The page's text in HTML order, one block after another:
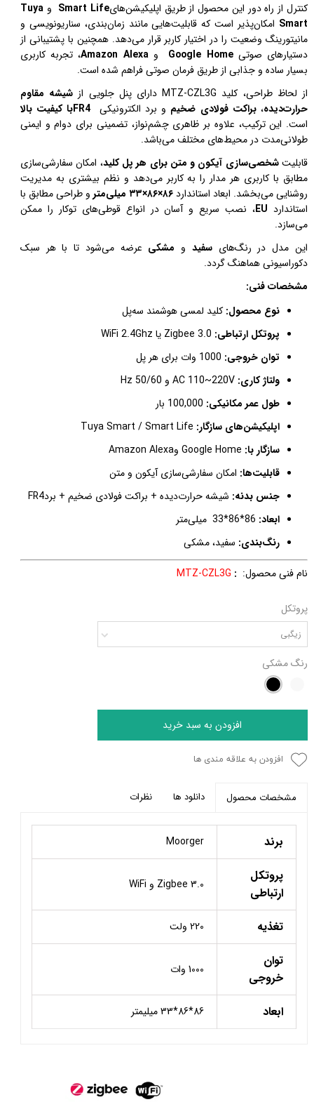
کنترل از راه دور این محصول از طریق اپلیکیشن‌هایSmart Life و Tuya
Smart امکان‌پذیر است که قابلیت‌هایی مانند زمان‌بندی، سناریونویسی و
مانیتورینگ وضعیت را در اختیار کاربر قرار می‌دهد. همچنین با پشتیبانی از
دستیارهای صوتیGoogle Home وAmazon Alexa، تجربه کاربری
بسیار ساده و جذابی از طریق فرمان صوتی فراهم شده است.
از لحاظ طراحی، کلید MTZ-CZL3G دارای پنل جلویی از شیشه مقاوم
حرارت‌دیده،براکت فولادی ضخیم و برد الکترونیکی FR4با کیفیت بالا
است. این ترکیب، علاوه بر ظاهری چشم‌نواز، تضمینی برای دوام و ایمنی
طولانی‌مدت در محیط‌های مختلف می‌باشد.
قابلیتشخصی‌سازی آیکون و متن برای هر پل کلید، امکان سفارشی‌سازی
مطابق با کاربری هر مدار را به کاربر می‌دهد و نظم بیشتری به مدیریت
روشنایی می‌بخشد. ابعاد استاندارد۸۶×۸۶×۳۳ میلی‌مترو طراحی مطابق با
استاندارد EU، نصب سریع و آسان در انواع قوطی‌های توکار را ممکن
می‌سازد.
این مدل در رنگ‌های سفید و مشکی عرضه می‌شود تا با هر سبک
دکوراسیونی هماهنگ گردد.
مشخصات فنی:
نوع محصول: کلید لمسی هوشمند سه‌پل
پروتکل ارتباطی:
توان خروجی: 1000 وات برای هر پل
ولتاژ کاری:
AC 110~220V و Hz 50/60
طول عمر مکانیکی:
100,000 بار
اپلیکیشن‌های سازگار: Tuya Smart / Smart Life
سازگار با: Google Home وAmazon Alexa
قابلیت‌ها: امکان سفارشی‌سازی آیکون و متن
جنس بدنه: شیشه حرارت‌دیده + براکت فولادی ضخیم + بردFR4
ابعاد:
میلی‌متر
رنگ‌بندی: سفید، مشکی
نام فنی محصول: :
MTZ-CZL3G
پروتکل
زیگبی
رنگمشکی
افزودن به سبد خرید
افزودن به علاقه مندی ها
مشخصات محصول دانلود ها نظرات
برند Moorger
پروتکل
ارتباطی
Zigbee 3.0 و WiFi
تغذیه 220 ولت
توان
خروجی
1000 وات
ابعاد 86*86*33 میلیمتر